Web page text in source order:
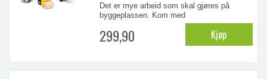
Det er mye arbeid som skal gjøres på
byggeplassen. Kom med
anleggsmaskinene! Dette BRIO World-
kjøretøysettet inneholder en lastebil, en
dampveivalser og en laster med tippevogn –
299,90 Kjøp